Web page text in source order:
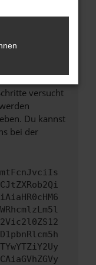
ein
nicht mehr
versucht
Du kannst
bei der